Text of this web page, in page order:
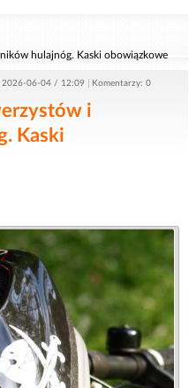
hulajnóg. Kaski obowiązkowe
2026-06-04 / 12:09 Komentarzy: 0
i
Kaski